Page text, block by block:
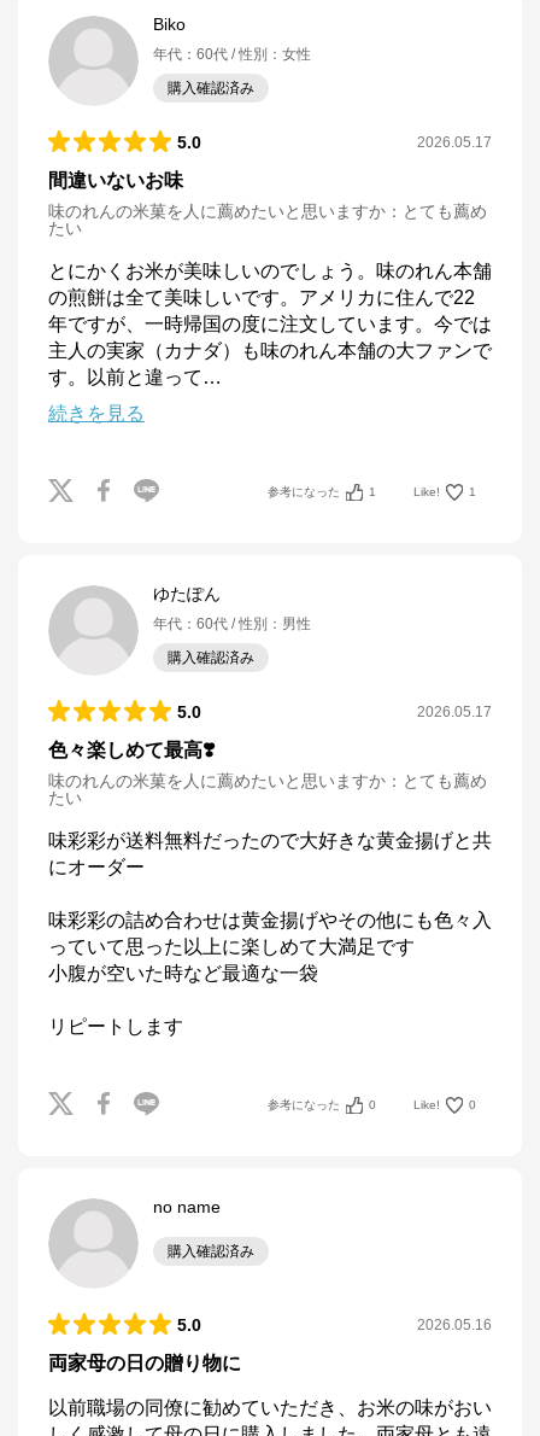
Biko
年代 ： 60代 性別 ： 女性
購入確認済み
5.0 2026.05.17
間違いないお味
味のれんの米菓を人に薦めたいと思いますか ： とても薦め
たい
とにかくお米が美味しいのでしょう。味のれん本舗
の煎餅は全て美味しいです。アメリカに住んで22
年ですが、一時帰国の度に注文しています。今では
主人の実家（カナダ）も味のれん本舗の大ファンで
す。以前と違って …
続きを見る
参考になった 1 Like! 1
ゆたぽん
年代 ： 60代 性別 ： 男性
購入確認済み
5.0 2026.05.17
色々楽しめて最高❣️
味のれんの米菓を人に薦めたいと思いますか ： とても薦め
たい
味彩彩が送料無料だったので大好きな黄金揚げと共
にオーダー
味彩彩の詰め合わせは黄金揚げやその他にも色々入
っていて思った以上に楽しめて大満足です
小腹が空いた時など最適な一袋
リピートします
参考になった 0 Like! 0
no name
購入確認済み
5.0 2026.05.16
両家母の日の贈り物に
以前職場の同僚に勧めていただき、お米の味がおい